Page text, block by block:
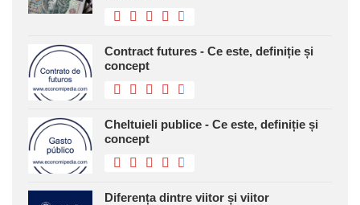
Contract futures - Ce este, definiție și
concept
Cheltuieli publice - Ce este, definiție și
concept
Diferența dintre viitor și viitor